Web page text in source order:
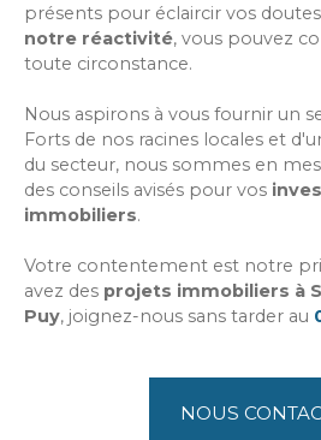
présents pour éclaircir vos
notre réactivité, vous pouvez
toute circonstance.
Nous aspirons à vous fournir un
Forts de nos racines locales et
du secteur, nous sommes en
des conseils avisés pour vos
immobiliers.
Votre contentement est notre
avez des projets immobiliers à
Puy, joignez-nous sans tarder au
NOUS